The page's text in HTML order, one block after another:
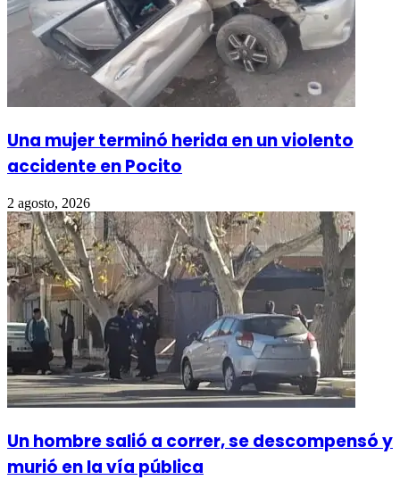
Una mujer terminó herida en un violento
accidente en Pocito
2 agosto, 2026
Un hombre salió a correr, se descompensó y
murió en la vía pública